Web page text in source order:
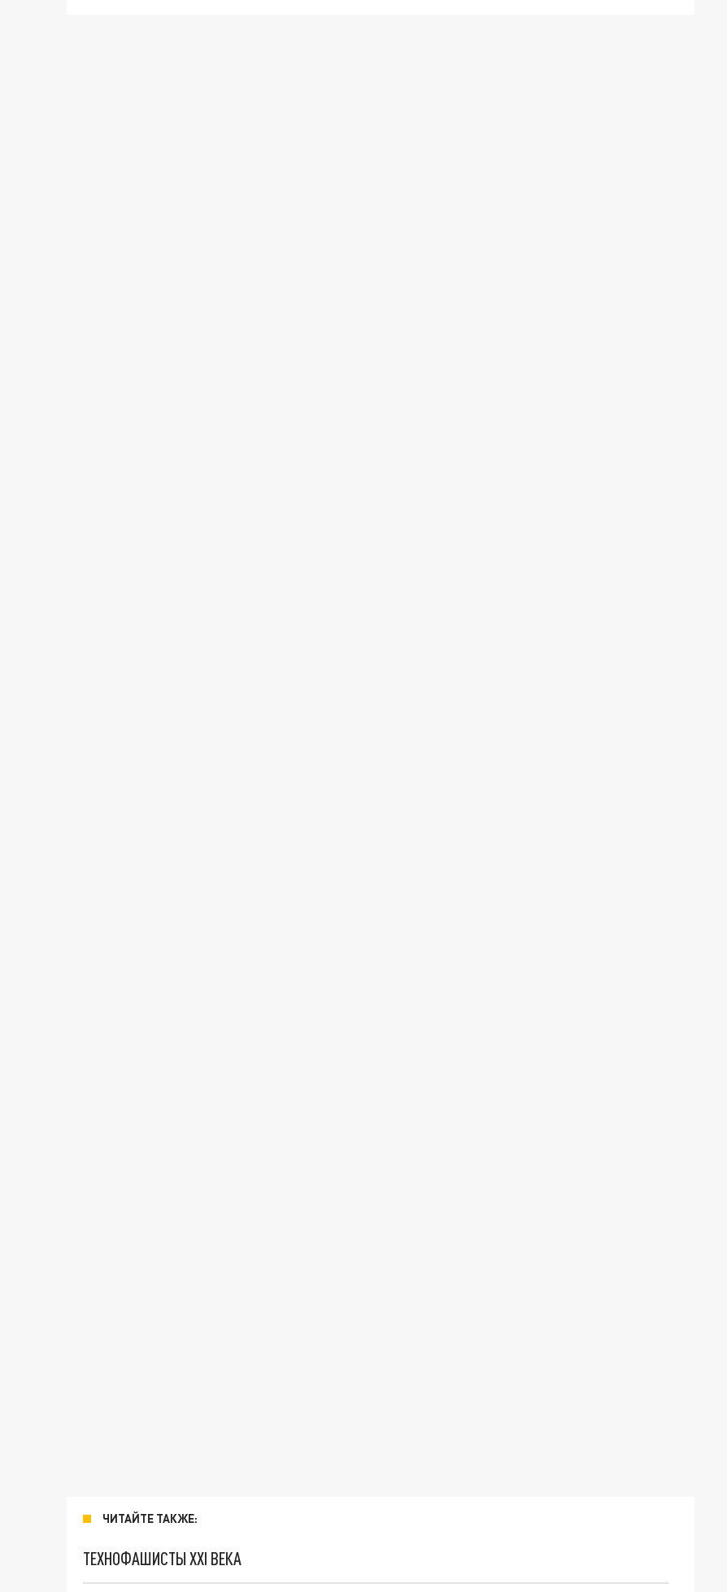
ЧИТАЙТЕ ТАКЖЕ:
ТЕХНОФАШИСТЫ XXI ВЕКА